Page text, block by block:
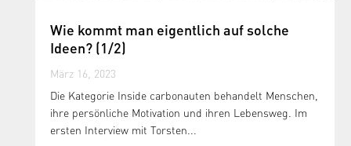
Wie kommt man eigentlich auf solche
Ideen? (1/2)
März 16, 2023
Die Kategorie Inside carbonauten behandelt Menschen,
ihre persönliche Motivation und ihren Lebensweg. Im
ersten Interview mit Torsten...